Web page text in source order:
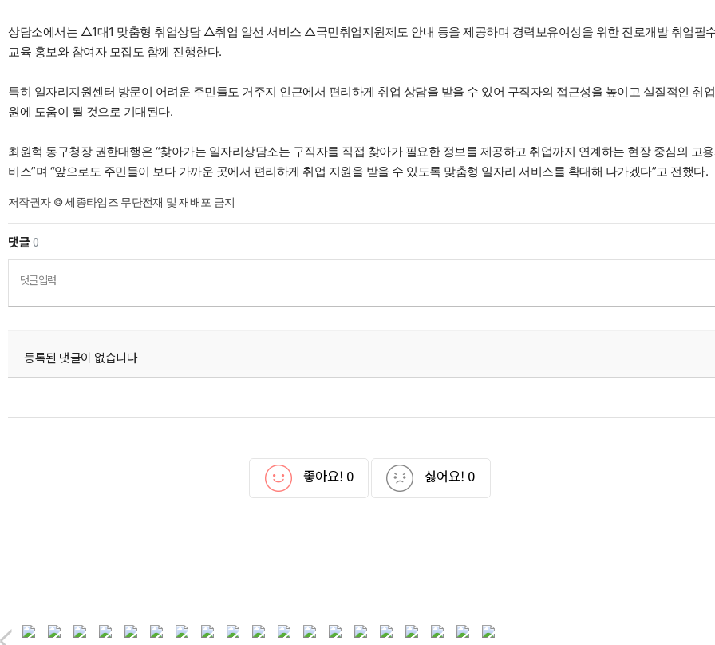
상담소에서는 △1대1 맞춤형 취업상담 △취업 알선 서비스 △국민취업지원제도 안내 등을 제공하며 경력보유여성을 위한 진로개발 취업필
교육 홍보와 참여자 모집도 함께 진행한다.
특히 일자리지원센터 방문이 어려운 주민들도 거주지 인근에서 편리하게 취업 상담을 받을 수 있어 구직자의 접근성을 높이고 실질적인 취
원에 도움이 될 것으로 기대된다.
최원혁 동구청장 권한대행은 “찾아가는 일자리상담소는 구직자를 직접 찾아가 필요한 정보를 제공하고 취업까지 연계하는 현장 중심의 고
비스”며 “앞으로도 주민들이 보다 가까운 곳에서 편리하게 취업 지원을 받을 수 있도록 맞춤형 일자리 서비스를 확대해 나가겠다”고 전했다.
저작권자 © 세종타임즈 무단전재 및 재배포 금지
댓글0
댓글입력
등록된 댓글이 없습니다
좋아요! 0 싫어요! 0